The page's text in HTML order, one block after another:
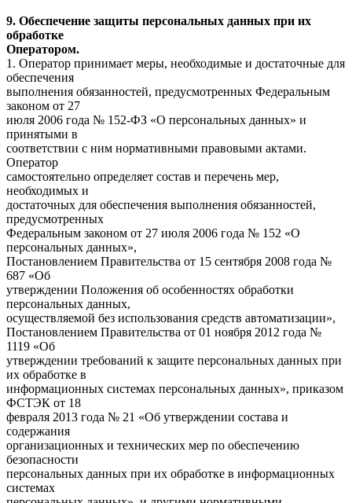
9. Обеспечение защиты персональных данных при их
обработке
Оператором.
1. Оператор принимает меры, необходимые и достаточные для
обеспечения
выполнения обязанностей, предусмотренных Федеральным
законом от 27
июля 2006 года № 152-ФЗ «О персональных данных» и
принятыми в
соответствии с ним нормативными правовыми актами.
Оператор
самостоятельно определяет состав и перечень мер,
необходимых и
достаточных для обеспечения выполнения обязанностей,
предусмотренных
Федеральным законом от 27 июля 2006 года № 152 «О
персональных данных»,
Постановлением Правительства от 15 сентября 2008 года №
687 «Об
утверждении Положения об особенностях обработки
персональных данных,
осуществляемой без использования средств автоматизации»,
Постановлением Правительства от 01 ноября 2012 года №
1119 «Об
утверждении требований к защите персональных данных при
их обработке в
информационных системах персональных данных», приказом
ФСТЭК от 18
февраля 2013 года № 21 «Об утверждении состава и
содержания
организационных и технических мер по обеспечению
безопасности
персональных данных при их обработке в информационных
системах